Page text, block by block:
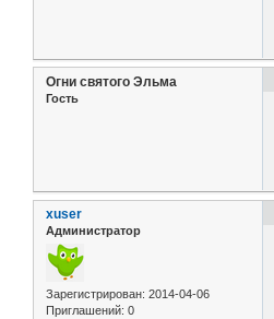
Огни святого Эльма
Гость
xuser
Администратор
Зарегистрирован: 2014-04-06
Приглашений: 0